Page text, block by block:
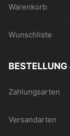
Warenkorb
Wunschliste
Zahlungsarten
Versandarten